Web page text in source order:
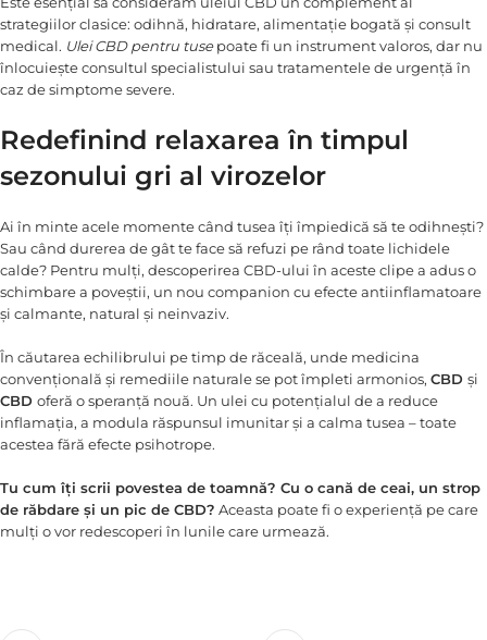
strategiilor clasice: odihnă, hidratare, alimentație bogată și consult
medical. Ulei CBD pentru tusepoate fi un instrument valoros, dar nu
înlocuiește consultul specialistului sau tratamentele de urgență în
caz de simptome severe.
Redefinind relaxarea în timpul
sezonului gri al virozelor
Ai în minte acele momente când tusea îți împiedică să te odihnești?
Sau când durerea de gât te face să refuzi pe rând toate lichidele
calde? Pentru mulți, descoperirea CBD-ului în aceste clipe a adus o
schimbare a poveștii, un nou companion cu efecte antiinflamatoare
și calmante, natural și neinvaziv.
În căutarea echilibrului pe timp de răceală, unde medicina
convențională și remediile naturale se pot împleti armonios, CBD și
CBD oferă o speranță nouă. Un ulei cu potențialul de a reduce
inflamația, a modula răspunsul imunitar și a calma tusea – toate
acestea fără efecte psihotrope.
Tu cum îți scrii povestea de toamnă? Cu o cană de ceai, un strop
de răbdare și un pic de CBD? Aceasta poate fi o experiență pe care
mulți o vor redescoperi în lunile care urmează.